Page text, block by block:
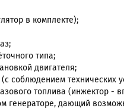
в комплекте);
типа;
двигателя;
соблюдением технических
топлива (инжектор -
генераторе, дающий